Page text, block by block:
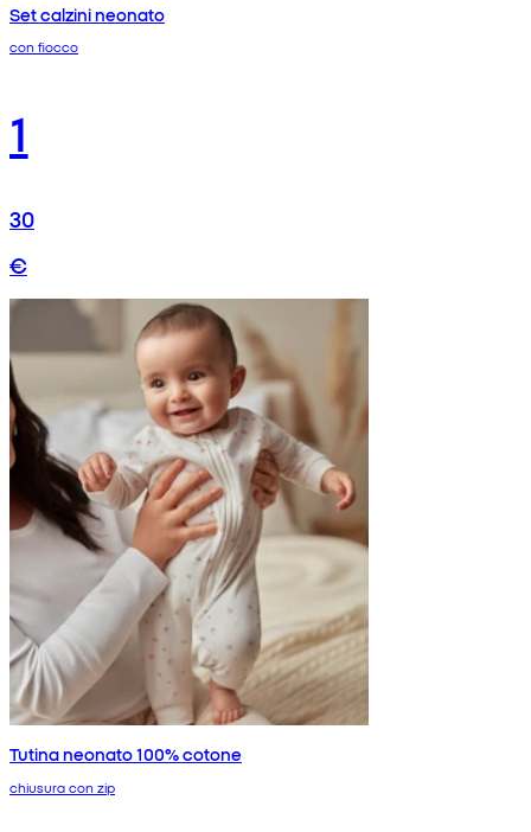
Set calzini neonato
con fiocco
1
30
€
Tutina neonato 100% cotone
chiusura con zip